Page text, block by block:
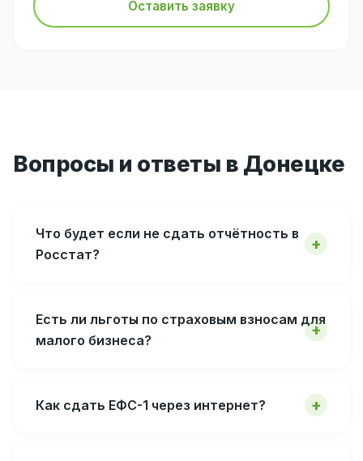
Оставить заявку
Вопросы и ответы в Донецке
Что будет если не сдать отчётность в
Росстат?
Есть ли льготы по страховым взносам для
малого бизнеса?
Как сдать ЕФС-1 через интернет?